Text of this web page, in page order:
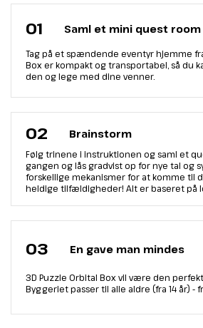
01 Saml et mini quest room
Tag på et spændende eventyr hjemme
Box er kompakt og transportabel, så du
den og lege med dine venner.
02 Brainstorm
Følg trinene i instruktionen og saml et
gangen og lås gradvist op for nye tal og
forskellige mekanismer for at komme til
heldige tilfældigheder! Alt er baseret på
03 En gave man mindes
3D Puzzle Orbital Box vil være den
Byggeriet passer til alle aldre (fra 14 år)